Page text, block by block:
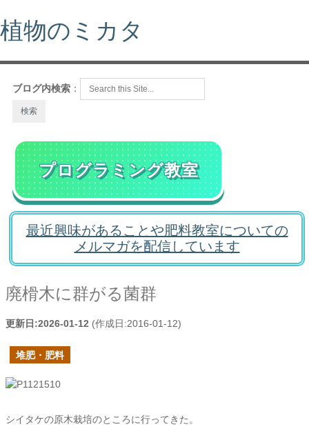
植物のミカタ
ブログ内検索 ：
プログラミング教室
最近興味があることや肥料教室についての
メルマガを配信しています
廃榾木に群がる菌群
更新日:2026-01-12 (作成日:2016-01-12)
堆肥・肥料
シイタケの原木栽培のところに行ってきた。